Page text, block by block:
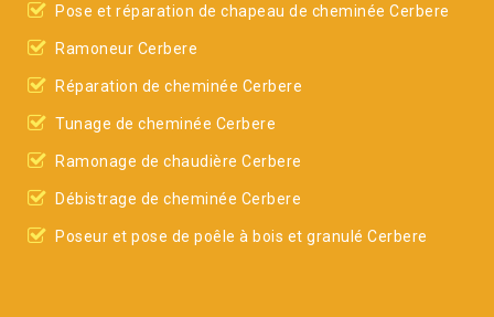
Pose et réparation de chapeau de cheminée Cerbere
Ramoneur Cerbere
Réparation de cheminée Cerbere
Tunage de cheminée Cerbere
Ramonage de chaudière Cerbere
Débistrage de cheminée Cerbere
Poseur et pose de poêle à bois et granulé Cerbere